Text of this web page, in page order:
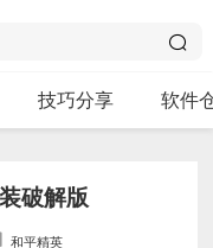
技巧分享 软件
破解版
和平精英